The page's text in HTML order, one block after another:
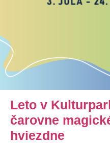
Leto v
čarovne
hviezdne